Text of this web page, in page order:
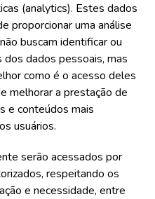
(analytics). Estes dados
proporcionar uma análise
buscam identificar ou
dados pessoais, mas
como é o acesso deles
melhorar a prestação de
e conteúdos mais
usuários.
serão acessados por
respeitando os
e necessidade, entre